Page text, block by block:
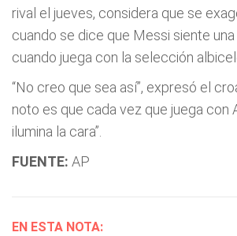
rival el jueves, considera que se
cuando se dice que Messi siente
cuando juega con la selección
“No creo que sea así”, expresó el
noto es que cada vez que juega con
ilumina la cara”.
FUENTE: AP
EN ESTA NOTA: